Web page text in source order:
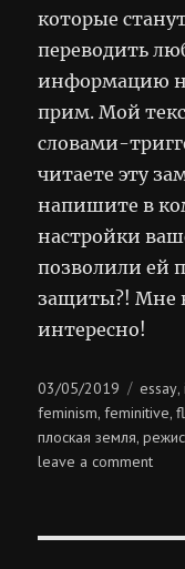
которые
переводить
информацию
прим. Мой
словами-
читаете эту
напишите в
настройки
позволили ей
защиты?! Мне
интересно!
Posted
on
03/05/2019 essay,
feminism,feminitive,
плоская земля,
leave a commenton